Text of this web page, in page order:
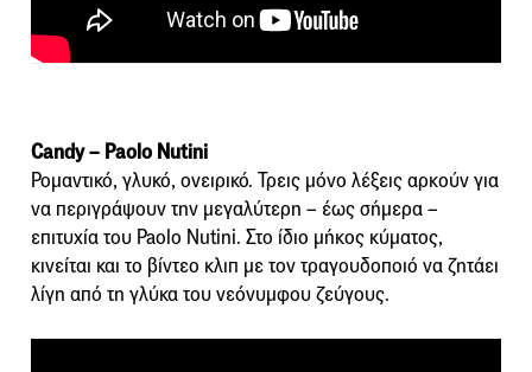
Candy – Paolo Nutini
Ρομαντικό, γλυκό, ονειρικό. Τρεις μόνο λέξεις αρκούν για
να περιγράψουν την μεγαλύτερη – έως σήμερα –
επιτυχία του Paolo Nutini. Στο ίδιο μήκος κύματος,
κινείται και το βίντεο κλιπ με τον τραγουδοποιό να ζητάει
λίγη από τη γλύκα του νεόνυμφου ζεύγους.